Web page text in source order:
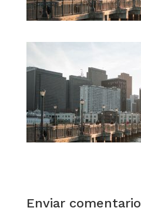
Enviar comentario